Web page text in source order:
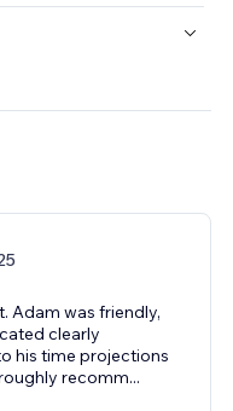
Adam was friendly,
clearly
his time projections
recomm...